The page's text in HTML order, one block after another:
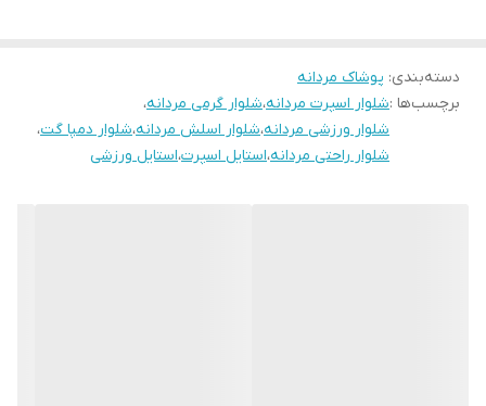
دسته‌بندی: پوشاک مردانه
برچسب‌ها :شلوار اسپرت مردانه،شلوار گرمی مردانه،
شلوار ورزشی مردانه،شلوار اسلش مردانه،شلوار دمپا گت،
شلوار راحتی مردانه،استایل اسپرت،استایل ورزشی